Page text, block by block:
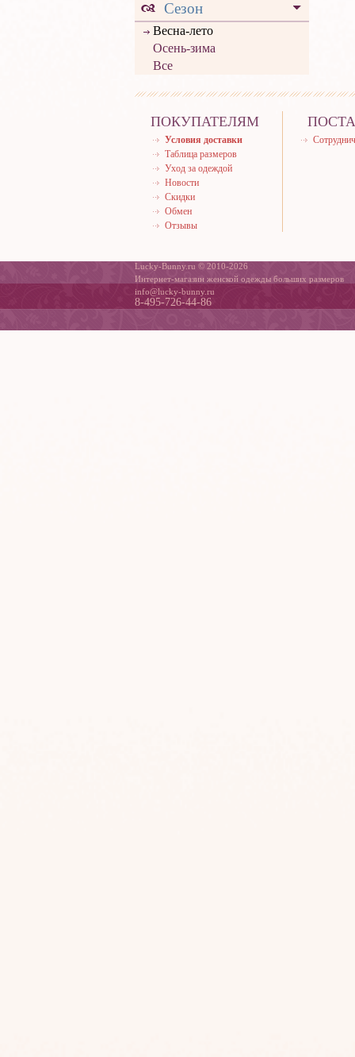
Сезон
Весна-лето
Осень-зима
Все
ПОКУПАТЕЛЯМ
Условия доставки
Таблица размеров
Уход за одеждой
Новости
Скидки
Обмен
Отзывы
Lucky-Bunny.ru © 2010-2026
Интернет-магазин женской одежды больших размеров
info@lucky-bunny.ru
8-495-726-44-86